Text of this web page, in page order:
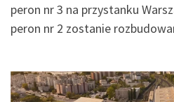
peron nr 3 na przystanku
peron nr 2 zostanie